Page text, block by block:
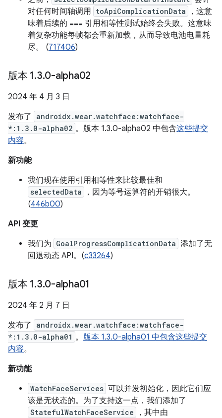
对任何时间轴调用 toApiComplicationData
，这意
味着后续的 === 引用相等性测试始终会失败。这意味
着复杂功能每帧都会重新加载，从而导致电池电量耗
尽。 (717406)
版本 1.3.0-alpha02
2024 年 4 月 3 日
发布了
androidx.wear.watchface:watchface-
*:1.3.0-alpha02 。版本 1.3.0-alpha02 中包含这些提交
内容。
新功能
我们现在使用引用相等性来比较最佳和
selectedData
，因为等号运算符的开销很大。
(446b00)
API 变更
我们为 GoalProgressComplicationData 添加了无
回退动态 API。(c33264)
版本 1.3.0-alpha01
2024 年 2 月 7 日
发布了
androidx.wear.watchface:watchface-
*:1.3.0-alpha01 。 版本 1.3.0-alpha01 中包含这些提交
内容。
新功能
WatchFaceServices 可以并发初始化，因此它们应
该是无状态的。为了支持这一点，我们添加了
StatefulWatchFaceService ，其中由